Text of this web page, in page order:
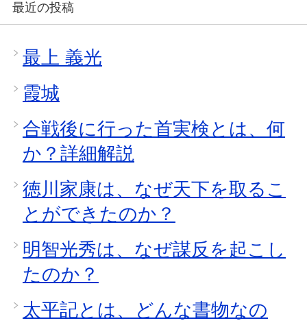
最近の投稿
最上 義光
霞城
合戦後に行った首実検とは、何
か？詳細解説
徳川家康は、なぜ天下を取るこ
とができたのか？
明智光秀は、なぜ謀反を起こし
たのか？
太平記とは、どんな書物なの